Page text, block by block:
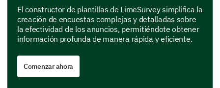
Let's delve deeper into the content and message of
the ad you listened to.
Do you recall the product or service advertised?
Yes
No
El constructor de plantillas de LimeSurvey simplifica la
creación de encuestas complejas y detalladas sobre
la efectividad de los anuncios, permitiéndote obtener
información profunda de manera rápida y eficiente.
Comenzar ahora